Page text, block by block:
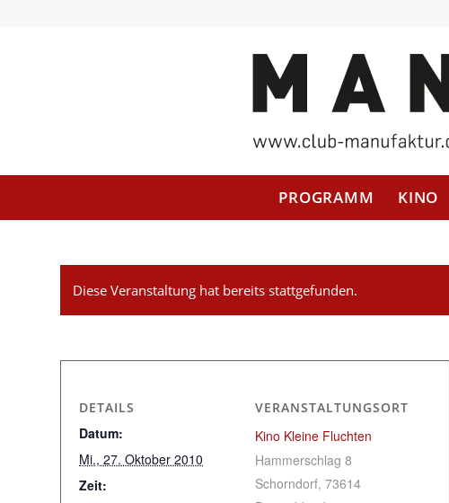
PROGRAMM KINO
Diese Veranstaltung hat bereits stattgefunden.
DETAILS
Datum:
Mi., 27. Oktober 2010
Zeit:
VERANSTALTUNGSORT
Kino Kleine Fluchten
Hammerschlag 8
Schorndorf, 73614